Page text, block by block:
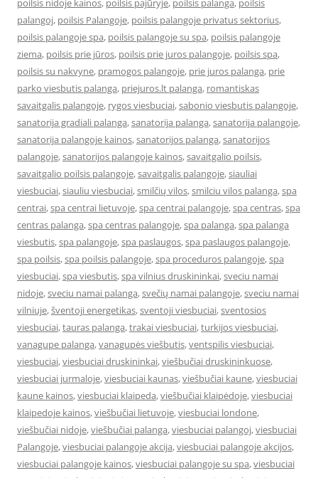
poilsis nidoje kainos, poilsis pajūryje, poilsis palanga, poilsis
palangoj, poilsis Palangoje, poilsis palangoje privatus sektorius,
poilsis palangoje spa, poilsis palangoje su spa, poilsis palangoje
ziema, poilsis prie jūros, poilsis prie juros palangoje, poilsis spa,
poilsis su nakvyne, pramogos palangoje, prie juros palanga, prie
parko viesbutis palanga, priejuros.lt palanga, romantiskas
savaitgalis palangoje, rygos viesbuciai,sabonio viesbutis palangoje,
sanatorija gradiali palanga,sanatorija palanga,sanatorija palangoje,
sanatorija palangoje kainos,sanatorijos palanga,sanatorijos
palangoje,sanatorijos palangoje kainos,savaitgalio poilsis,
savaitgalio poilsis palangoje,savaitgalis palangoje,siauliai
viesbuciai,siauliu viesbuciai,smilčių vilos,smilciu vilos palanga,spa
centrai,spa centrai lietuvoje,spa centrai palangoje,spa centras,spa
centras palanga,spa centras palangoje,spa palanga,spa palanga
viesbutis,spa palangoje,spa paslaugos,spa paslaugos palangoje,
spa poilsis,spa poilsis palangoje,spa proceduros palangoje,spa
viesbuciai,spa viesbutis,spa vilnius druskininkai,sveciu namai
nidoje,sveciu namai palanga,svečių namai palangoje,sveciu namai
vilniuje,šventoji energetikas,sventoji viesbuciai,sventosios
viesbuciai,tauras palanga,trakai viesbuciai,turkijos viesbuciai,
vanagupe palanga,vanagupės viešbutis,ventspilis viesbuciai,
viesbuciai,viesbuciai druskininkai,viešbučiai druskininkuose,
viesbuciai jurmaloje,viesbuciai kaunas,viešbučiai kaune,viesbuciai
kaune kainos,viesbuciai klaipeda,viešbučiai klaipėdoje,viesbuciai
klaipedoje kainos,viešbučiai lietuvoje,viesbuciai londone,
viešbučiai nidoje,viešbučiai palanga,viesbuciai palangoj,viesbuciai
Palangoje,viesbuciai palangoje akcija,viesbuciai palangoje akcijos,
viesbuciai palangoje kainos,viesbuciai palangoje su spa,viesbuciai